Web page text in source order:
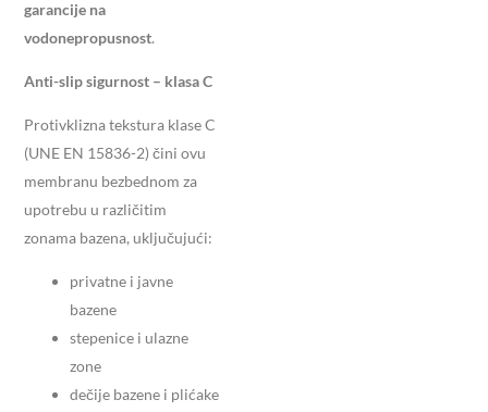
garancije na
vodonepropusnost.
Anti-slip sigurnost – klasa C
Protivklizna tekstura klase C
(UNE EN 15836-2) čini ovu
membranu bezbednom za
upotrebu u različitim
zonama bazena, uključujući:
privatne i javne
bazene
stepenice i ulazne
zone
dečije bazene i plićake